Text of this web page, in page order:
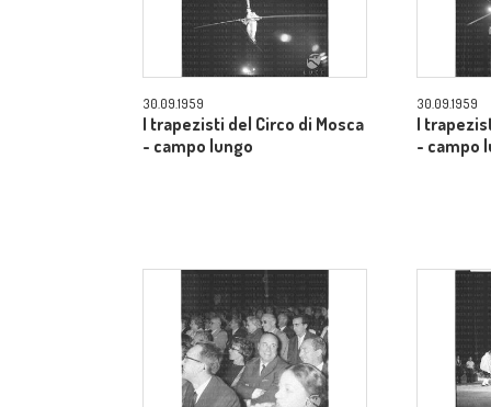
30.09.1959
I trapezisti del Circo di Mosca
- campo lungo
30.09.1959
I
- campo